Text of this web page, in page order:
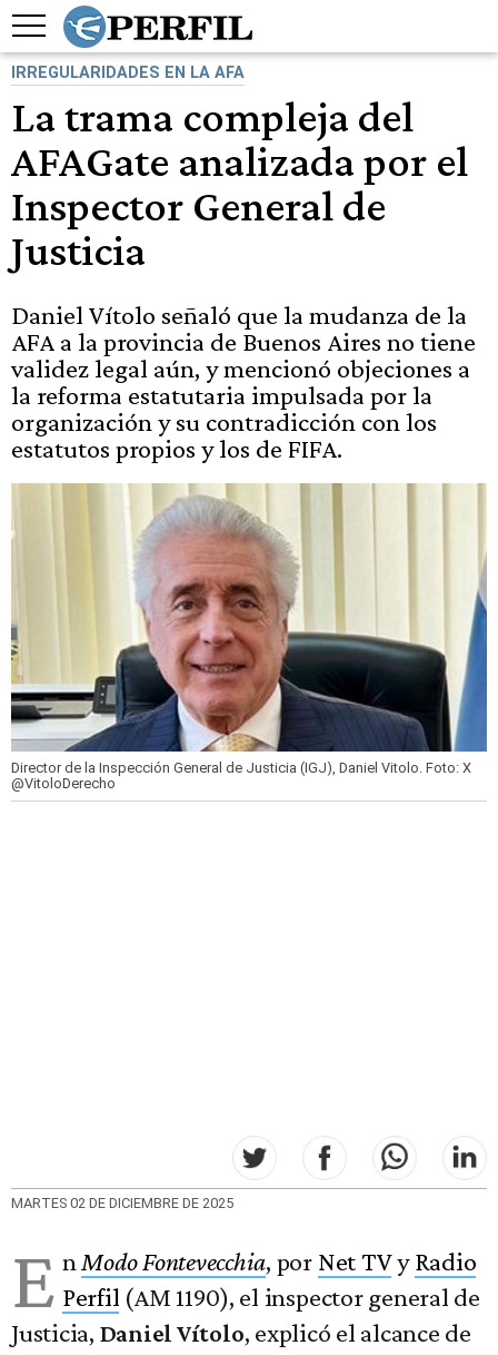
IRREGULARIDADES EN LA AFA
La trama compleja del
AFAGate analizada por el
Inspector General de
Justicia
Daniel Vítolo señaló que la mudanza de la
AFA a la provincia de Buenos Aires no tiene
validez legal aún, y mencionó objeciones a
la reforma estatutaria impulsada por la
organización y su contradicción con los
estatutos propios y los de FIFA.
Director de la Inspección General de Justicia (IGJ), Daniel Vitolo. Foto: X
@VitoloDerecho
MARTES 02 DE DICIEMBRE DE 2025
E n Modo Fontevecchia, por Net TVyRadio
Perfil (AM 1190), el inspector general de
Justicia, Daniel Vítolo, explicó el alcance de